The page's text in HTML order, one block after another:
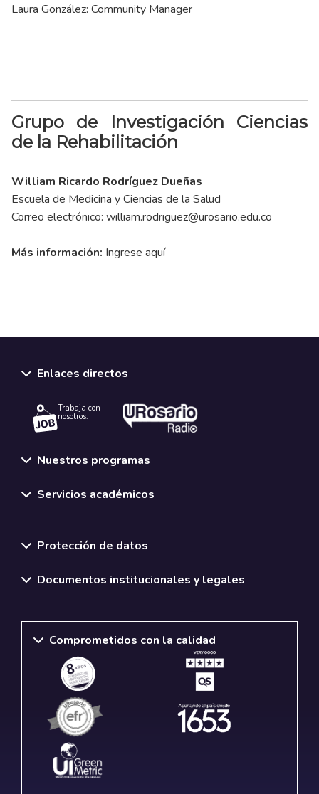
Laura González: Community Manager
Grupo de Investigación Ciencias
de la Rehabilitación
William Ricardo Rodríguez Dueñas
Escuela de Medicina y Ciencias de la Salud
Correo electrónico: william.rodriguez@urosario.edu.co
Más información: Ingrese aquí
Enlaces directos
Trabaja con
nosotros.
Nuestros programas
Servicios académicos
Protección de datos
Documentos institucionales y legales
Comprometidos con la calidad